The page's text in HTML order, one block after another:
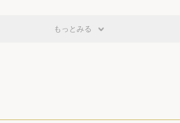
伝達することを希望する旨の申出があっ
宿泊場所を得ること及び当該宿泊場所に
もっとみる